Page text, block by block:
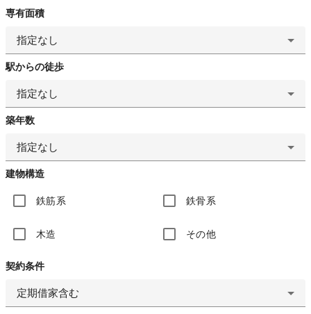
専有面積
指定なし
駅からの徒歩
指定なし
築年数
指定なし
建物構造
鉄筋系 鉄骨系
木造 その他
契約条件
定期借家含む